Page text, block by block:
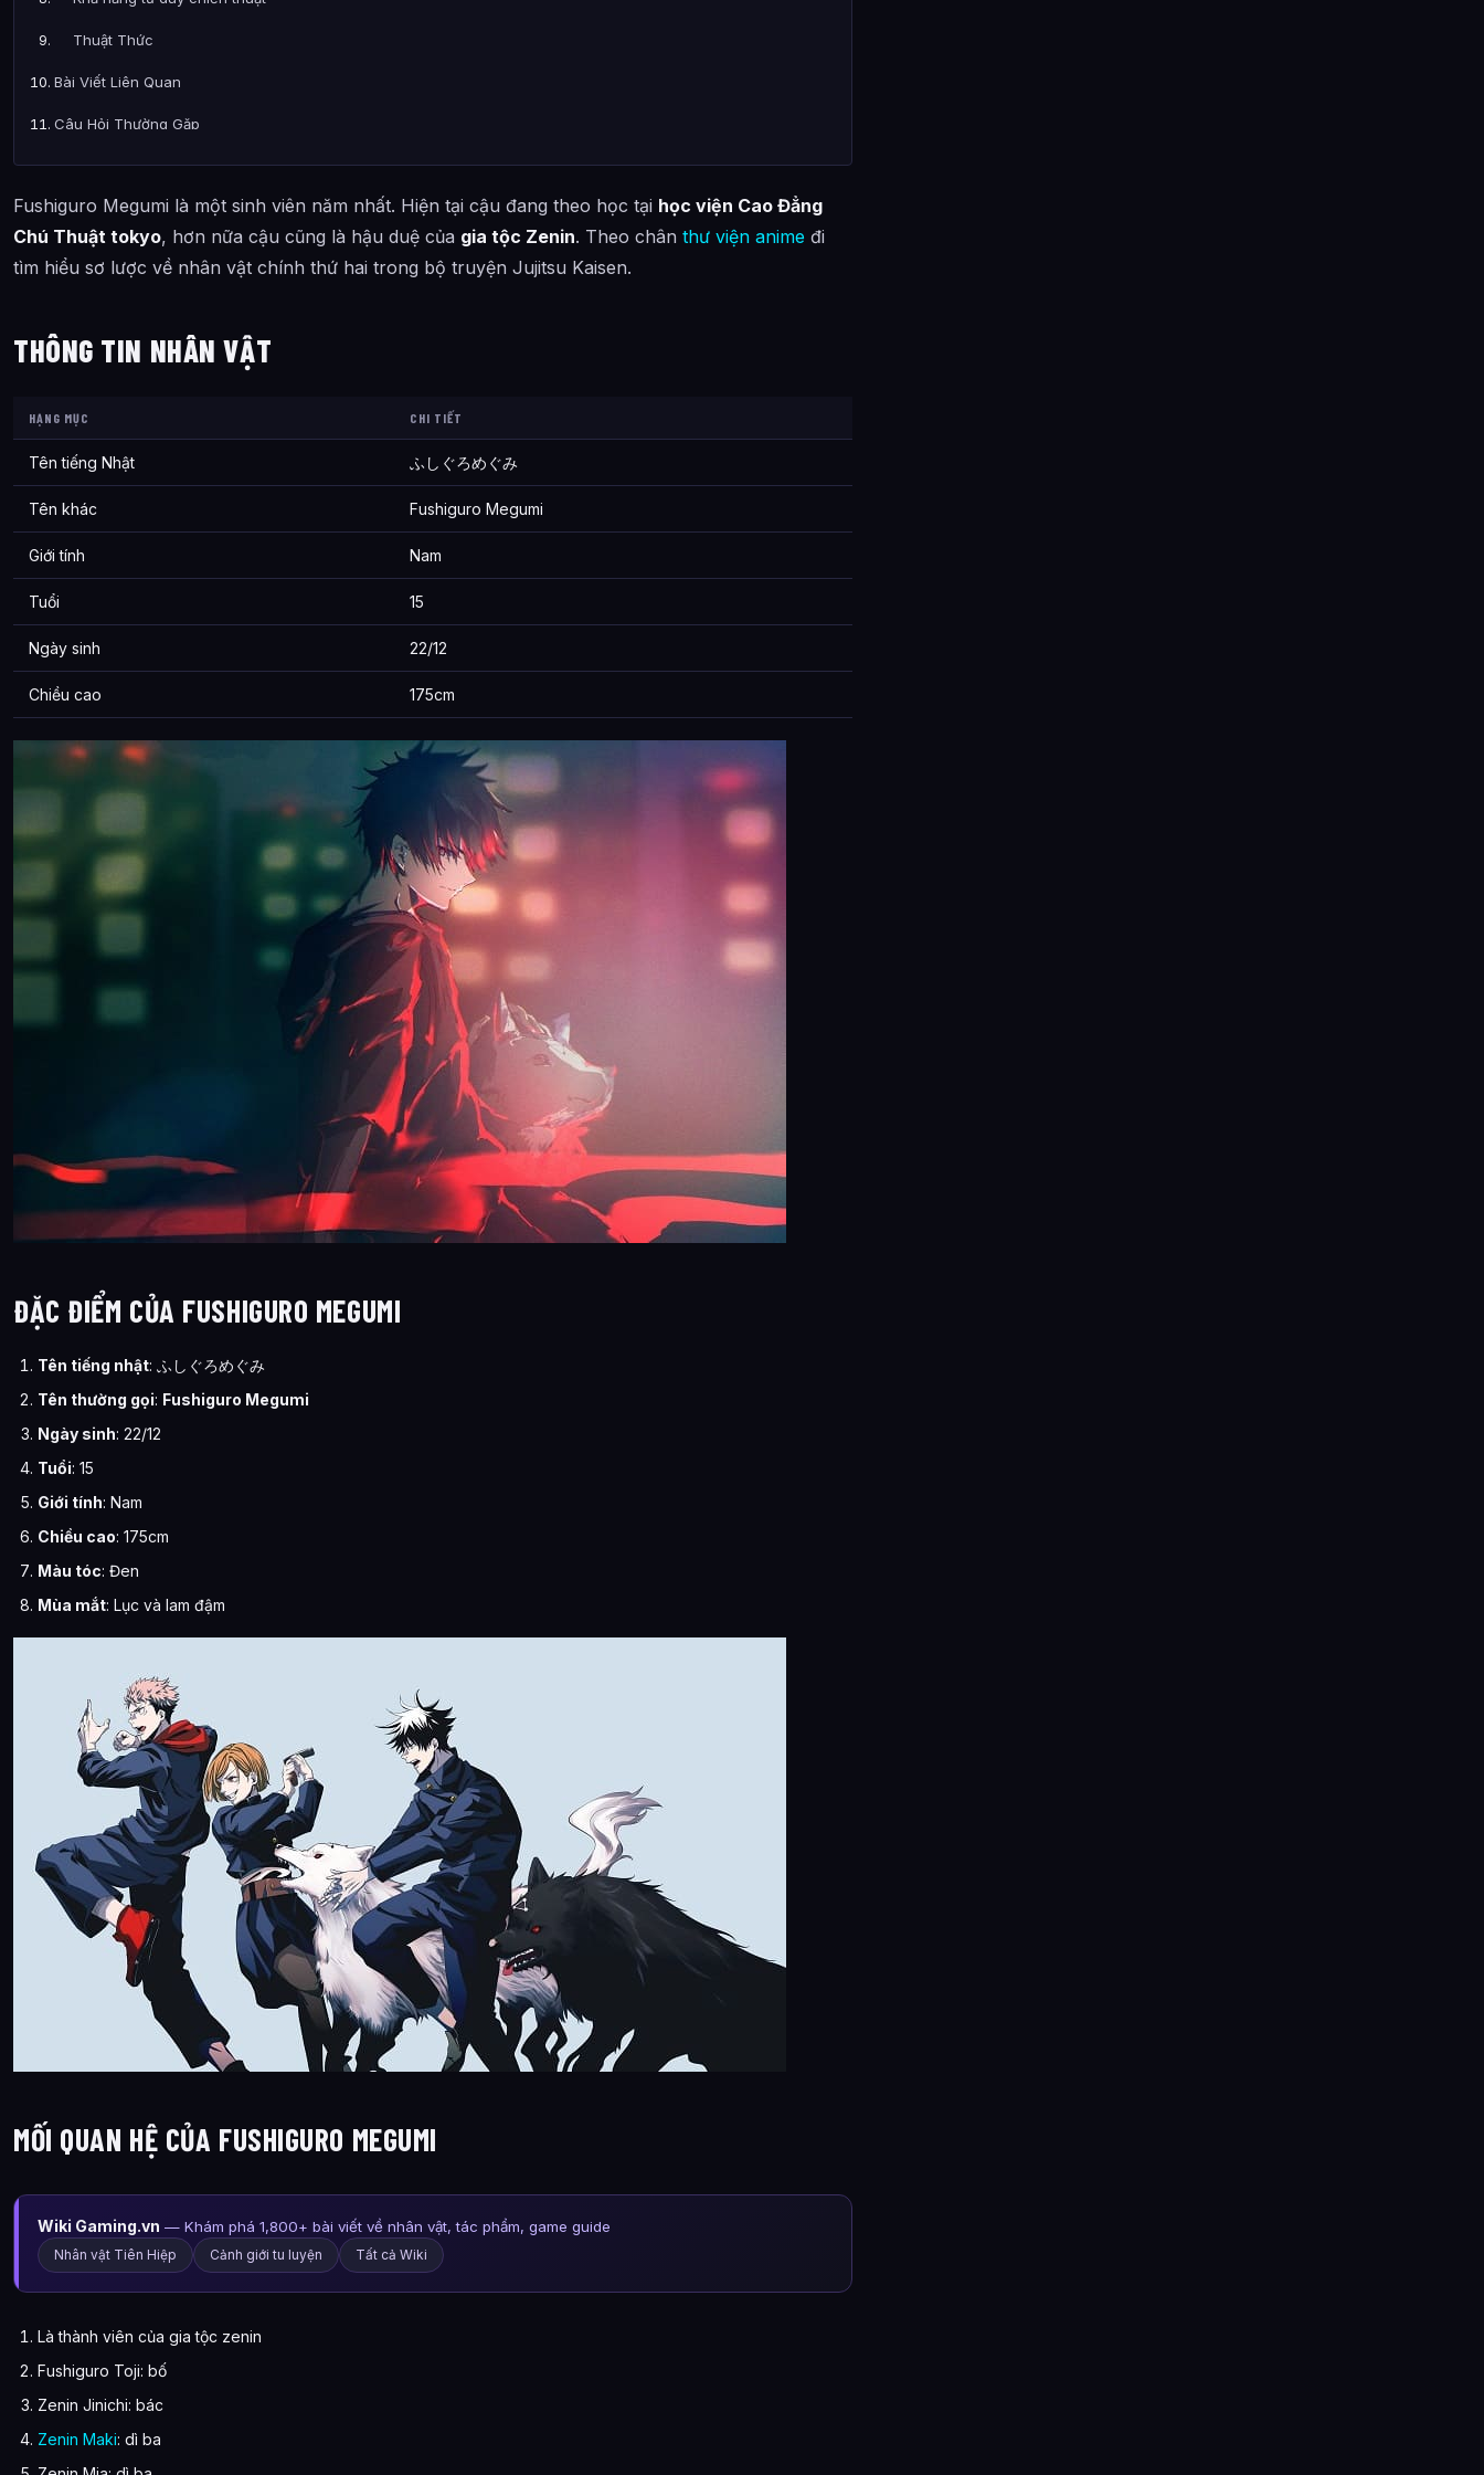
Thuật Thức
Bài Viết Liên Quan
Câu Hỏi Thường Gặp
Review Nhân Vật Fushiguro Megumi Hậu Duệ Của Gia tộc Zenin là ai?
Tính cách của Review Nhân Vật Fushiguro Megumi Hậu Duệ Của Gia tộc Zenin như thế nào?
Sức mạnh và khả năng của Review Nhân Vật Fushiguro Megumi Hậu Duệ Của Gia tộc Zenin ra sao?
Fushiguro Megumi là một sinh viên năm nhất. Hiện tại cậu đang theo học tại học viện Cao Đẳng
Chú Thuật tokyo, hơn nữa cậu cũng là hậu duệ của gia tộc Zenin. Theo chân thư viện anime đi
tìm hiểu sơ lược về nhân vật chính thứ hai trong bộ truyện Jujitsu Kaisen.
THÔNG TIN NHÂN VẬT
HẠNG MỤC CHI TIẾT
Tên tiếng Nhật ふしぐろめぐみ
Tên khác Fushiguro Megumi
Giới tính Nam
Tuổi 15
Ngày sinh 22/12
Chiều cao 175cm
ĐẶC ĐIỂM CỦA FUSHIGURO MEGUMI
Tên tiếng nhật: ふしぐろめぐみ
Tên thường gọi: Fushiguro Megumi
Ngày sinh: 22/12
Tuổi: 15
Giới tính: Nam
Chiều cao: 175cm
Màu tóc: Đen
Mùa mắt: Lục và lam đậm
MỐI QUAN HỆ CỦA FUSHIGURO MEGUMI
Wiki Gaming.vn — Khám phá 1,800+ bài viết về nhân vật, tác phẩm, game guide
Nhân vật Tiên Hiệp Cảnh giới tu luyện Tất cả Wiki
Là thành viên của gia tộc zenin
Fushiguro Toji: bố
Zenin Jinichi: bác
Zenin Maki: dì ba